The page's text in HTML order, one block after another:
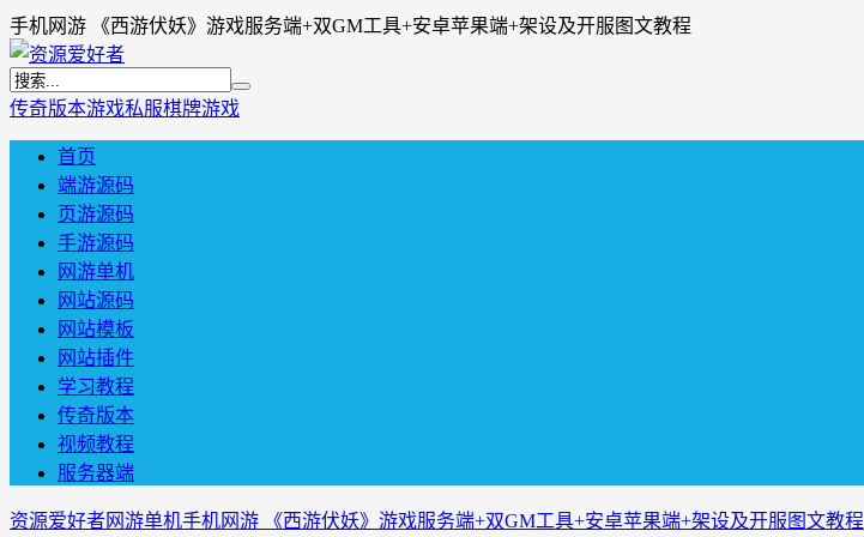
手机网游 《西游伏妖》游戏服务端+双GM工具+安卓苹果端+架设及开服图文教程
传奇版本游戏私服棋牌游戏
首页
端游源码
页游源码
手游源码
网游单机
网站源码
网站模板
网站插件
学习教程
传奇版本
视频教程
服务器端
资源爱好者网游单机手机网游 《西游伏妖》游戏服务端+双GM工具+安卓苹果端+架设及开服图文教程